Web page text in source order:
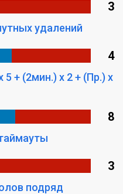
3
удалений
4
+ (2мин.) x 2 + (Пр.) x
8
3
подряд